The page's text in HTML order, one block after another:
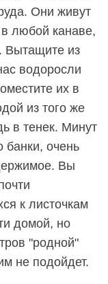
Они живут
любой канаве,
Вытащите из
водоросли
их в
из того же
в тенек. Минут
банки, очень
Вы
к листочкам
домой, но
"родной"
не подойдет.